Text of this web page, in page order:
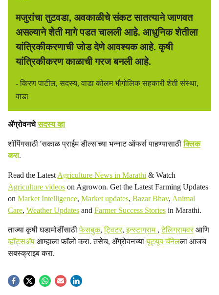
मजुरांचा तुटवडा, अवकाळीचे संकट सातत्याने जाणवत
असल्याने शेती मागे पडत चालली आहे. आधुनिक शेतीला
यांत्रिकीकरणाची जोड देणे आवश्यक आहे. कृषी
यांत्रिकीकरण काळाची गरज बनली आहे.
- किरण पाटील, सदस्य, वाडा कोलम भौगोलिक सहकारी शेती संस्था,
वाडा
ॲग्रोवनचेसदस्य व्हा
शॉपिंगसाठी 'सकाळ प्राईम डील्स'च्या भन्नाट ऑफर्स पाहण्यासाठीक्लिक
करा.
Read the Latest Agriculture News in Marathi & Watch
Agriculture videos on Agrowon. Get the Latest Farming Updates
on Market Intelligence, Market updates, Bazar Bhav, Animal
Care, Weather Updates and Farmer Success Stories in Marathi.
ताज्या कृषी घडामोडींसाठीफेसबुक,ट्विटर,इन्स्टाग्राम ,टेलिग्रामवरआणि
व्हॉट्सॲप आम्हाला फॉलो करा. तसेच, ॲग्रोवनच्यायूट्यूब चॅनेलला आजच
सबस्क्राइब करा.